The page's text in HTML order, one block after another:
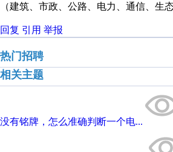
（建筑、市政、公路、电力、通信、生
回复 引用 举报
热门招聘
相关主题
没有铭牌，怎么准确判断一个电...